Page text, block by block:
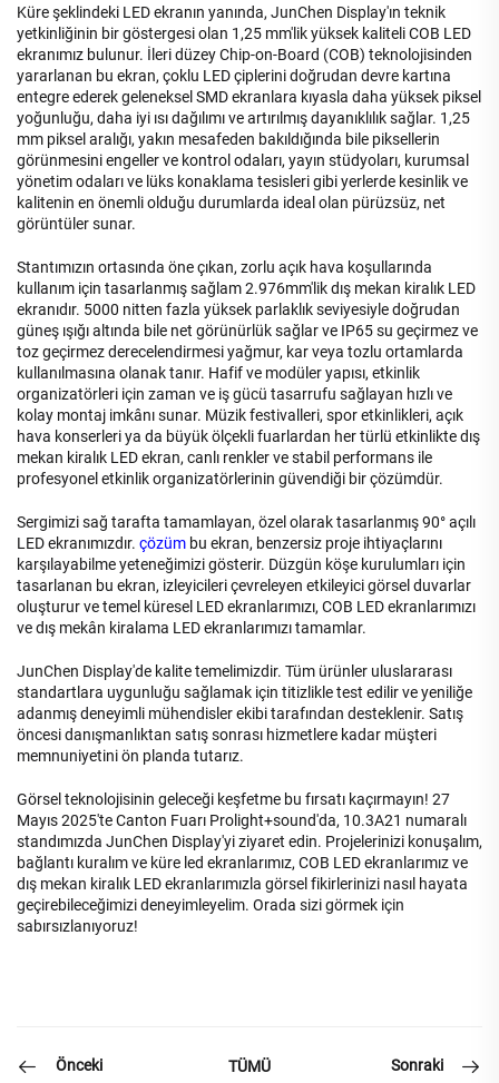
Küre şeklindeki LED ekranın yanında, JunChen Display'ın teknik
yetkinliğinin bir göstergesi olan 1,25 mm'lik yüksek kaliteli COB LED
ekranımız bulunur. İleri düzey Chip-on-Board (COB) teknolojisinden
yararlanan bu ekran, çoklu LED çiplerini doğrudan devre kartına
entegre ederek geleneksel SMD ekranlara kıyasla daha yüksek piksel
yoğunluğu, daha iyi ısı dağılımı ve artırılmış dayanıklılık sağlar. 1,25
mm piksel aralığı, yakın mesafeden bakıldığında bile piksellerin
görünmesini engeller ve kontrol odaları, yayın stüdyoları, kurumsal
yönetim odaları ve lüks konaklama tesisleri gibi yerlerde kesinlik ve
kalitenin en önemli olduğu durumlarda ideal olan pürüzsüz, net
görüntüler sunar.
Stantımızın ortasında öne çıkan, zorlu açık hava koşullarında
kullanım için tasarlanmış sağlam 2.976mm'lik dış mekan kiralık LED
ekranıdır. 5000 nitten fazla yüksek parlaklık seviyesiyle doğrudan
güneş ışığı altında bile net görünürlük sağlar ve IP65 su geçirmez ve
toz geçirmez derecelendirmesi yağmur, kar veya tozlu ortamlarda
kullanılmasına olanak tanır. Hafif ve modüler yapısı, etkinlik
organizatörleri için zaman ve iş gücü tasarrufu sağlayan hızlı ve
kolay montaj imkânı sunar. Müzik festivalleri, spor etkinlikleri, açık
hava konserleri ya da büyük ölçekli fuarlardan her türlü etkinlikte dış
mekan kiralık LED ekran, canlı renkler ve stabil performans ile
profesyonel etkinlik organizatörlerinin güvendiği bir çözümdür.
Sergimizi sağ tarafta tamamlayan, özel olarak tasarlanmış 90° açılı
LED ekranımızdır. çözüm bu ekran, benzersiz proje ihtiyaçlarını
karşılayabilme yeteneğimizi gösterir. Düzgün köşe kurulumları için
tasarlanan bu ekran, izleyicileri çevreleyen etkileyici görsel duvarlar
oluşturur ve temel küresel LED ekranlarımızı, COB LED ekranlarımızı
ve dış mekân kiralama LED ekranlarımızı tamamlar.
JunChen Display'de kalite temelimizdir. Tüm ürünler uluslararası
standartlara uygunluğu sağlamak için titizlikle test edilir ve yeniliğe
adanmış deneyimli mühendisler ekibi tarafından desteklenir. Satış
öncesi danışmanlıktan satış sonrası hizmetlere kadar müşteri
memnuniyetini ön planda tutarız.
Görsel teknolojisinin geleceği keşfetme bu fırsatı kaçırmayın! 27
Mayıs 2025'te Canton Fuarı Prolight+sound'da, 10.3A21 numaralı
standımızda JunChen Display'yi ziyaret edin. Projelerinizi konuşalım,
bağlantı kuralım ve küre led ekranlarımız, COB LED ekranlarımız ve
dış mekan kiralık LED ekranlarımızla görsel fikirlerinizi nasıl hayata
geçirebileceğimizi deneyimleyelim. Orada sizi görmek için
sabırsızlanıyoruz!
Önceki TÜMÜ Sonraki